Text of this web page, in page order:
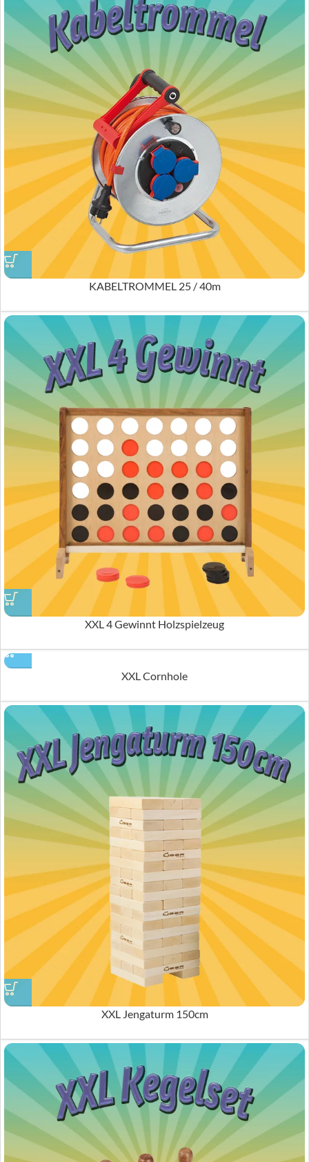
KABELTROMMEL 25 / 40m
XXL 4 Gewinnt Holzspielzeug
XXL Cornhole
XXL Jengaturm 150cm